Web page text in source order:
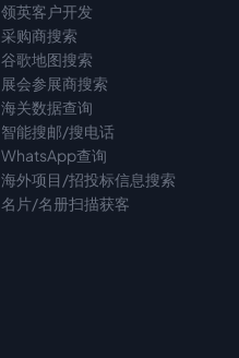
领英客户开发
采购商搜索
谷歌地图搜索
展会参展商搜索
海关数据查询
智能搜邮/搜电话
WhatsApp查询
海外项目/招投标信息搜索
名片/名册扫描获客